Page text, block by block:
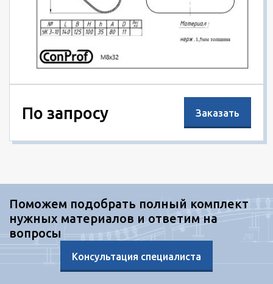
По запросу Заказать
Поможем подобрать полный комплект
нужных материалов и ответим на
вопросы
Консультация специалиста